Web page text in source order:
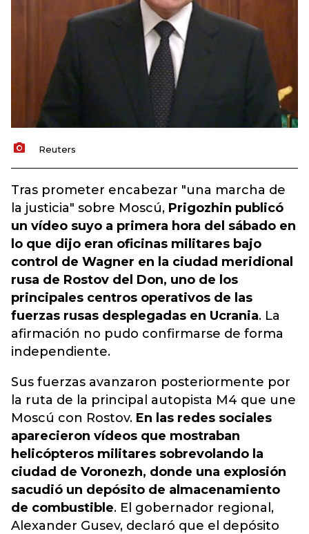
Reuters
Tras prometer encabezar "una marcha de
la justicia" sobre Moscú, Prigozhin publicó
un vídeo suyo a primera hora del sábado en
lo que dijo eran oficinas militares bajo
control de Wagner en la ciudad meridional
rusa de Rostov del Don, uno de los
principales centros operativos de las
fuerzas rusas desplegadas en Ucrania. La
afirmación no pudo confirmarse de forma
independiente.
Sus fuerzas avanzaron posteriormente por
la ruta de la principal autopista M4 que une
Moscú con Rostov. En las redes sociales
aparecieron vídeos que mostraban
helicópteros militares sobrevolando la
ciudad de Voronezh, donde una explosión
sacudió un depósito de almacenamiento
de combustible. El gobernador regional,
Alexander Gusev, declaró que el depósito